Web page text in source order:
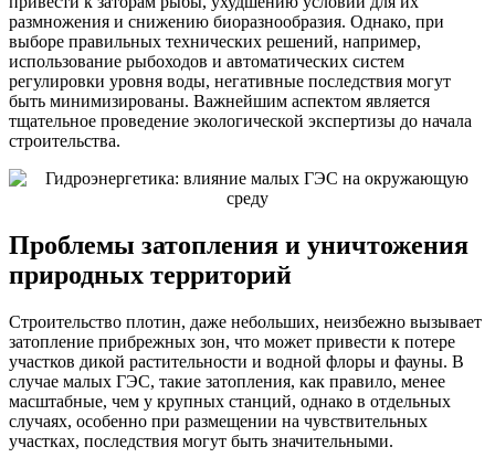
размножения и снижению биоразнообразия. Однако, при
выборе правильных технических решений, например,
использование рыбоходов и автоматических систем
регулировки уровня воды, негативные последствия могут
быть минимизированы. Важнейшим аспектом является
тщательное проведение экологической экспертизы до начала
строительства.
Проблемы затопления и уничтожения
природных территорий
Строительство плотин, даже небольших, неизбежно вызывает
затопление прибрежных зон, что может привести к потере
участков дикой растительности и водной флоры и фауны. В
случае малых ГЭС, такие затопления, как правило, менее
масштабные, чем у крупных станций, однако в отдельных
случаях, особенно при размещении на чувствительных
участках, последствия могут быть значительными.